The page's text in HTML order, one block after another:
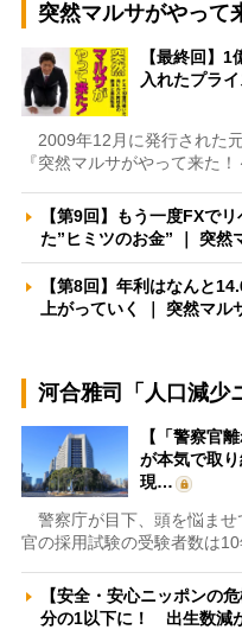
突然マルサがやって
【最終回】
入れたプラ
2009年12月に発行された
『突然マルサがやって来た
【第9回】もう一度FXで
た”ヒミツのお金” ｜ 突然
【第8回】年利はなんと
上がっていく ｜ 突然マ
河合雅司「人口減少
【「警察官
が本気で取
現…
警察庁が目下、頭を悩ませ
官の採用試験の受験者数は
【安全・安心ニッポンの
分の1以下に！ 出生数減